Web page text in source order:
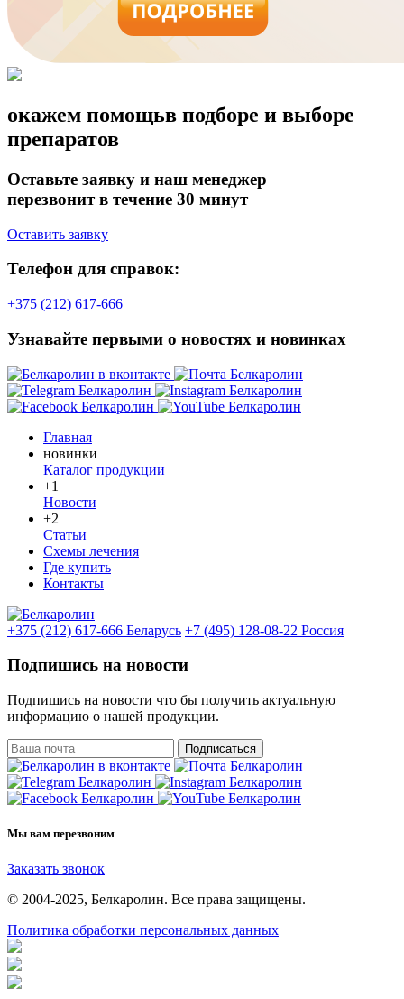
окажем помощьв подборе и выборе
препаратов
Оставьте заявку и наш менеджер
перезвонит в течение 30 минут
Оставить заявку
Телефон для справок:
+375 (212) 617-666
Узнавайте первыми о новостях и новинках
Главная
новинки
Каталог продукции
+1
Новости
+2
Статьи
Схемы лечения
Где купить
Контакты
+375 (212) 617-666 Беларусь +7 (495) 128-08-22 Россия
Подпишись на новости
Подпишись на новости что бы получить актуальную
информацию о нашей продукции.
Подписаться
Мы вам перезвоним
Заказать звонок
© 2004-2025, Белкаролин. Все права защищены.
Политика обработки персональных данных